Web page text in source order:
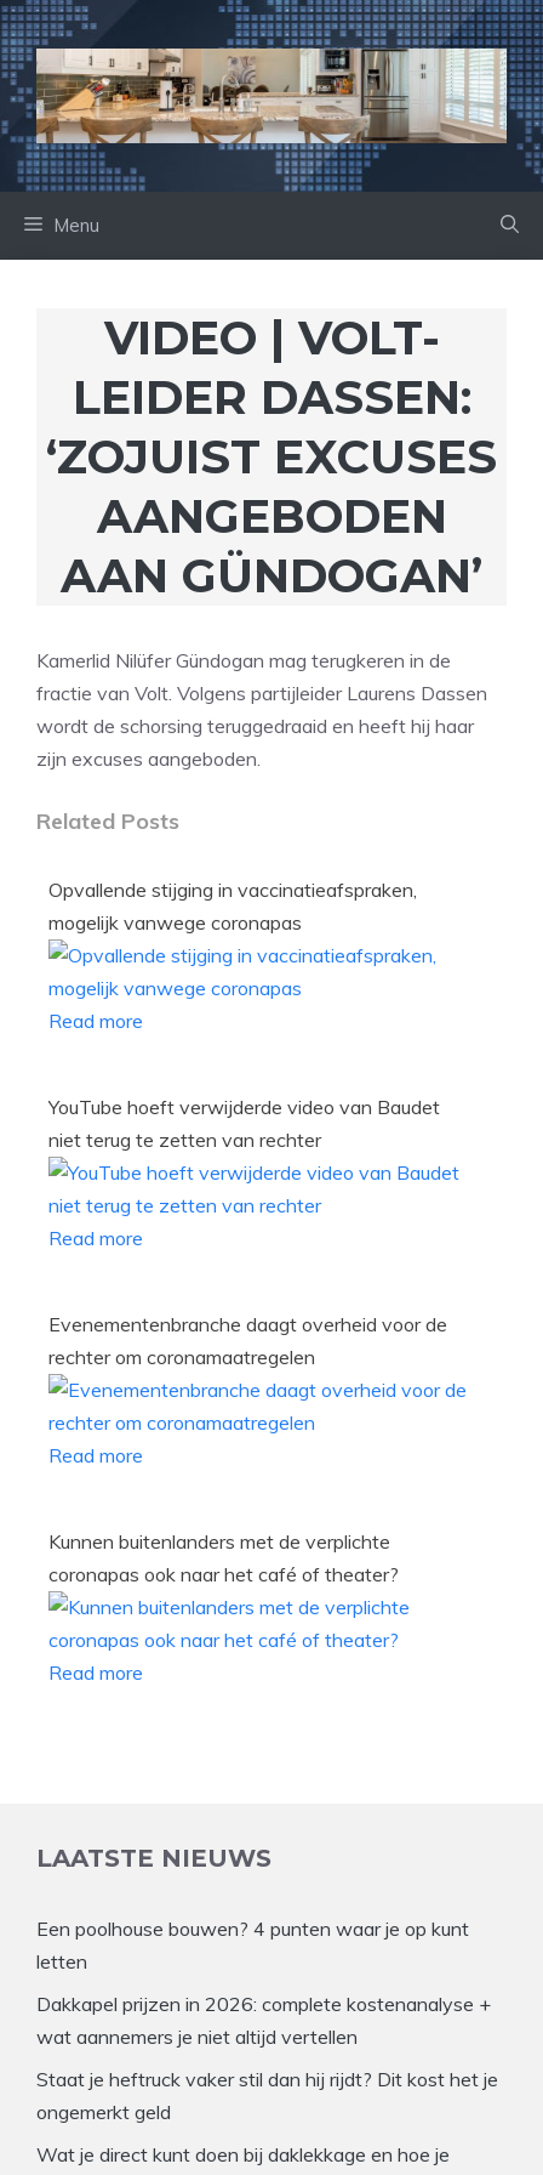
Ga
naar
de
inhoud
Menu
VIDEO | VOLT-
LEIDER DASSEN:
‘ZOJUIST EXCUSES
AANGEBODEN
AAN GÜNDOGAN’
Kamerlid Nilüfer Gündogan mag terugkeren in de
fractie van Volt. Volgens partijleider Laurens Dassen
wordt de schorsing teruggedraaid en heeft hij haar
zijn excuses aangeboden.
Related Posts
Opvallende stijging in vaccinatieafspraken,
mogelijk vanwege coronapas
Read more
YouTube hoeft verwijderde video van Baudet
niet terug te zetten van rechter
Read more
Evenementenbranche daagt overheid voor de
rechter om coronamaatregelen
Read more
Kunnen buitenlanders met de verplichte
coronapas ook naar het café of theater?
Read more
LAATSTE NIEUWS
Een poolhouse bouwen? 4 punten waar je op kunt
letten
Dakkapel prijzen in 2026: complete kostenanalyse +
wat aannemers je niet altijd vertellen
Staat je heftruck vaker stil dan hij rijdt? Dit kost het je
ongemerkt geld
Wat je direct kunt doen bij daklekkage en hoe je